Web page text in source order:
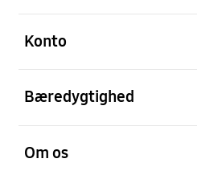
Konto
Bæredygtighed
Om os